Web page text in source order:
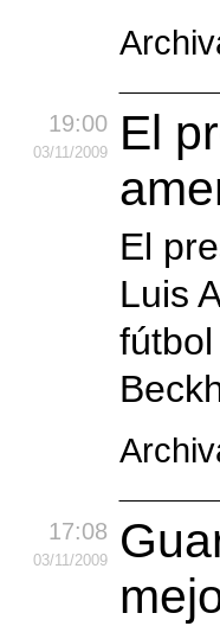
19:00
03/11/2009
El
El
Luis
17:08
03/11/2009